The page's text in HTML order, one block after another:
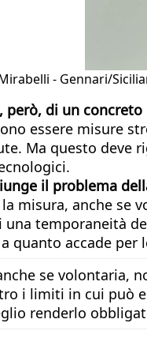
- Gennari/
però, di un
essere misure
Ma questo deve
il problema
misura, anche se
una temporaneità
quanto accade
se volontaria,
i limiti in cui può
renderlo